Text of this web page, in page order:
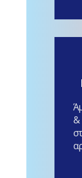
&